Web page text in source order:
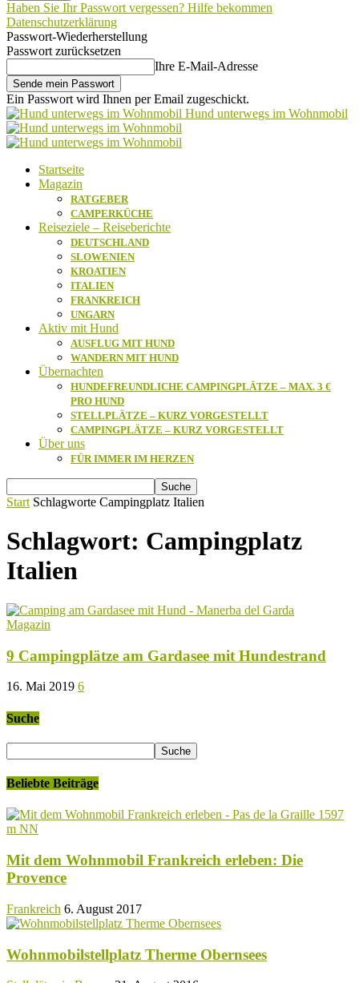
Haben Sie Ihr Passwort vergessen? Hilfe bekommen
Datenschutzerklärung
Passwort-Wiederherstellung
Passwort zurücksetzen
Ihre E-Mail-Adresse
Ein Passwort wird Ihnen per Email zugeschickt.
Hund unterwegs im Wohnmobil
Startseite
Magazin
RATGEBER
CAMPERKÜCHE
Reiseziele – Reiseberichte
DEUTSCHLAND
SLOWENIEN
KROATIEN
ITALIEN
FRANKREICH
UNGARN
Aktiv mit Hund
AUSFLUG MIT HUND
WANDERN MIT HUND
Übernachten
HUNDEFREUNDLICHE CAMPINGPLÄTZE – MAX. 3 €
PRO HUND
STELLPLÄTZE – KURZ VORGESTELLT
CAMPINGPLÄTZE – KURZ VORGESTELLT
Über uns
FÜR IMMER IM HERZEN
Start Schlagworte Campingplatz Italien
Schlagwort: Campingplatz
Italien
Magazin
9 Campingplätze am Gardasee mit Hundestrand
16. Mai 2019 6
Suche
Beliebte Beiträge
Mit dem Wohnmobil Frankreich erleben: Die
Provence
Frankreich 6. August 2017
Wohnmobilstellplatz Therme Obernsees